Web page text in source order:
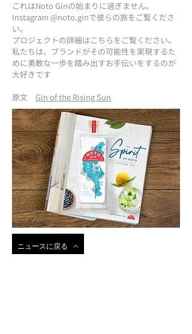
これはNoto Ginの始まりに過ぎません。
Instagram @noto.ginで彼らの旅をご覧くださ
い。
プロジェクトの詳細はこちらをご覧ください。
私たちは、ブランドがその可能性を実現するた
めに勇敢な一歩を踏み出すお手伝いをするのが
大好きです
原文 Gin of the Rising Sun
ニュースに戻る